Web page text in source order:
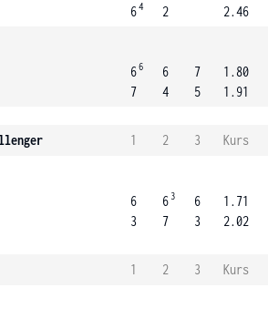
64
2
2.46
66
7
6
4
7
5
1.80
1.91
1 2 3
Kurs
6
3
6 3
7
6
3
1.71
2.02
1 2 3
Kurs